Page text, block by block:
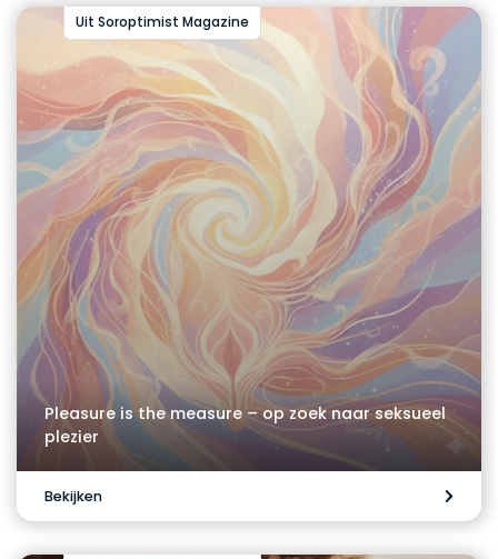
Uit Soroptimist Magazine
Pleasure is the measure – op zoek naar seksueel
plezier
Bekijken